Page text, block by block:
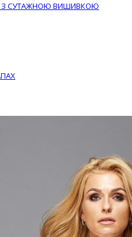
З СУТАЖНОЮ ВИШИВКОЮ